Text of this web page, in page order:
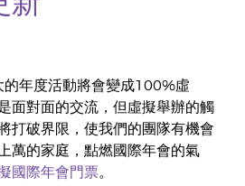
年度活動將會變成100%虛
面對面的交流，但虛擬舉辦的觸
打破界限，使我們的團隊有機會
萬的家庭，點燃國際年會的氣
國際年會門票。